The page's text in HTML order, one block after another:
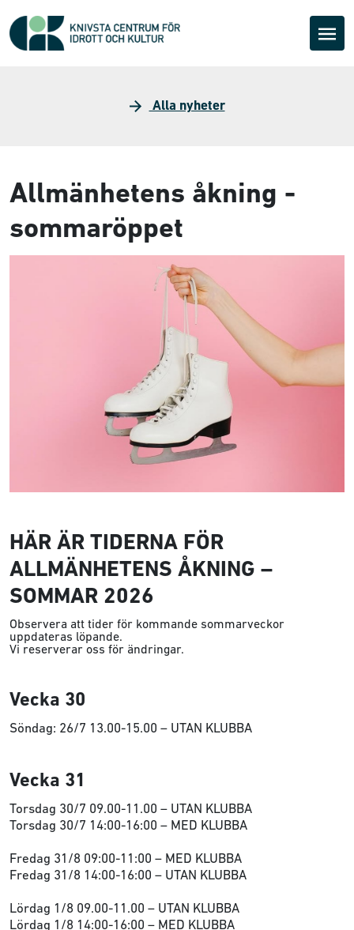
Alla nyheter
Allmänhetens åkning -
sommaröppet
HÄR ÄR TIDERNA FÖR
ALLMÄNHETENS ÅKNING –
SOMMAR 2026
Observera att tider för kommande sommarveckor
uppdateras löpande.
Vi reserverar oss för ändringar.
Vecka 30
Söndag: 26/7 13.00-15.00 – UTAN KLUBBA
Vecka 31
Torsdag 30/7 09.00-11.00 – UTAN KLUBBA
Torsdag 30/7 14:00-16:00 – MED KLUBBA
Fredag 31/8 09:00-11:00 – MED KLUBBA
Fredag 31/8 14:00-16:00 – UTAN KLUBBA
Lördag 1/8 09.00-11.00 – UTAN KLUBBA
Lördag 1/8 14:00-16:00 – MED KLUBBA